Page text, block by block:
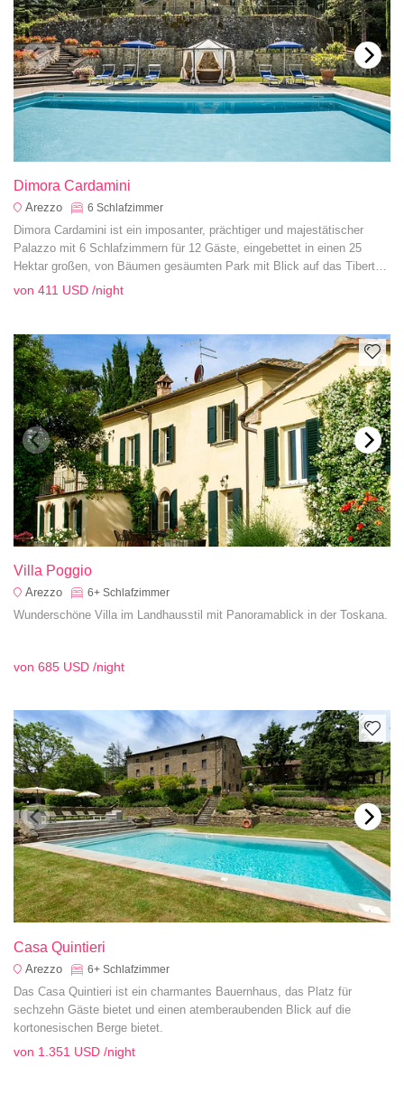
Dimora Cardamini
Arezzo 6 Schlafzimmer
Dimora Cardamini ist ein imposanter, prächtiger und majestätischer
Palazzo mit 6 Schlafzimmern für 12 Gäste, eingebettet in einen 25
Hektar großen, von Bäumen gesäumten Park mit Blick auf das Tibertal
und die toskanischen Hügel, dessen historischer Hintergrund auf das
von 411 USD /night
Villa Poggio
Arezzo 6+ Schlafzimmer
Wunderschöne Villa im Landhausstil mit Panoramablick in der Toskana.
von 685 USD /night
Casa Quintieri
Arezzo 6+ Schlafzimmer
Das Casa Quintieri ist ein charmantes Bauernhaus, das Platz für
sechzehn Gäste bietet und einen atemberaubenden Blick auf die
kortonesischen Berge bietet.
von 1.351 USD /night